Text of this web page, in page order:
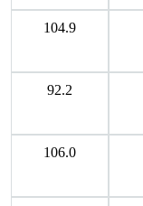
104.9
92.2
106.0